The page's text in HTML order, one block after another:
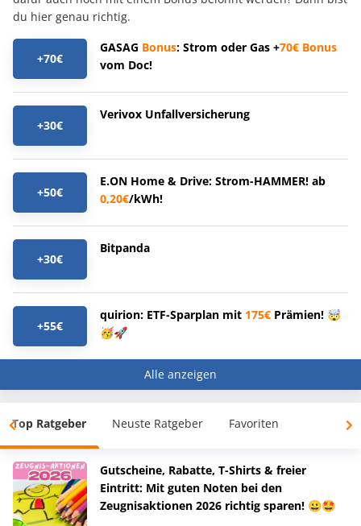
du hier genau richtig.
+70€
GASAG Bonus: Strom oder Gas +70€ Bonus
vom Doc!
+30€
Verivox Unfallversicherung
+50€
E.ON Home & Drive: Strom-HAMMER! ab
0,20€/kWh!
+30€
Bitpanda
+55€
quirion: ETF-Sparplan mit 175€ Prämien! 🤯
🥳🚀
Alle anzeigen
Top Ratgeber Neuste Ratgeber Favoriten
Gutscheine, Rabatte, T-Shirts & freier
Eintritt: Mit guten Noten bei den
Zeugnisaktionen 2026 richtig sparen! 😀🤩